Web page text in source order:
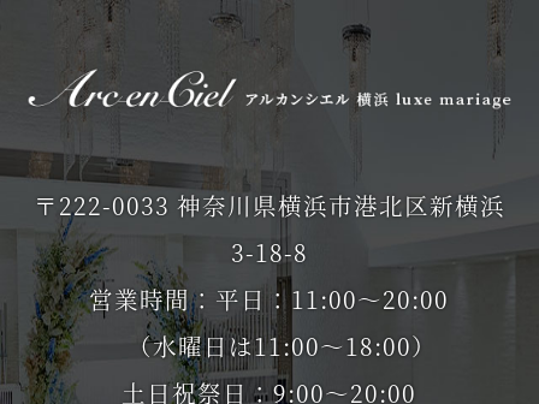
〒222-0033 神奈川県横浜市港北区新横浜
3-18-8
営業時間：平日：11:00～20:00
（水曜日は11:00～18:00）
土日祝祭日：9:00～20:00